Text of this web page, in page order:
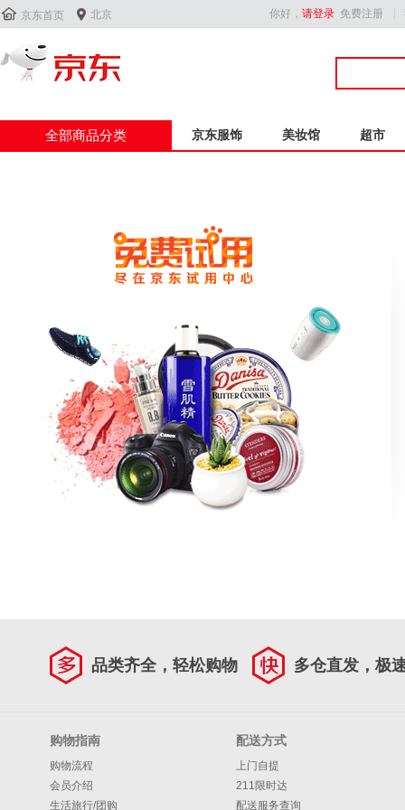
 京东首页  北京 你好， 请登录 免费注册
全部商品分类 京东服饰 美妆馆 超市
品类齐全，轻松购物 多仓直发，极
购物指南
购物流程
会员介绍
生活旅行/团购
配送方式
上门自提
211限时达
配送服务查询